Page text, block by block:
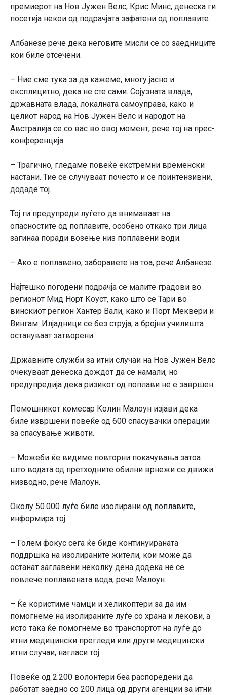
премиерот на Нов Јужен Велс, Крис Минс, денеска ги
посетија некои од подрачјата зафатени од поплавите.
Албанезе рече дека неговите мисли се со заедниците
кои биле отсечени.
– Ние сме тука за да кажеме, многу јасно и
експлицитно, дека не сте сами. Сојузната влада,
државната влада, локалната самоуправа, како и
целиот народ на Нов Јужен Велс и народот на
Австралија се со вас во овој момент, рече тој на прес-
конференција.
– Трагично, гледаме повеќе екстремни временски
настани. Тие се случуваат почесто и се поинтензивни,
додаде тој.
Тој ги предупреди луѓето да внимаваат на
опасностите од поплавите, особено откако три лица
загинаа поради возење низ поплавени води.
– Ако е поплавено, заборавете на тоа, рече Албанезе.
Најтешко погодени подрачја се малите градови во
регионот Мид Норт Коуст, како што се Тари во
винскиот регион Хантер Вали, како и Порт Меквери и
Вингам. Илјадници се без струја, а бројни училишта
остануваат затворени.
Државните служби за итни случаи на Нов Јужен Велс
очекуваат денеска дождот да се намали, но
предупредија дека ризикот од поплави не е завршен.
Помошникот комесар Колин Малоун изјави дека
биле извршени повеќе од 600 спасувачки операции
за спасување животи.
– Можеби ќе видиме повторни покачувања затоа
што водата од претходните обилни врнежи се движи
низводно, рече Малоун.
Околу 50.000 луѓе биле изолирани од поплавите,
информира тој.
– Голем фокус сега ќе биде континуираната
поддршка на изолираните жители, кои може да
останат заглавени неколку дена додека не се
повлече поплавената вода, рече Малоун.
– Ќе користиме чамци и хеликоптери за да им
помогнеме на изолираните луѓе со храна и лекови, а
исто така ќе помогнеме во транспортот на луѓе до
итни медицински прегледи или други медицински
итни случаи, нагласи тој.
Повеќе од 2.200 волонтери беа распоредени да
работат заедно со 200 лица од други агенции за итни